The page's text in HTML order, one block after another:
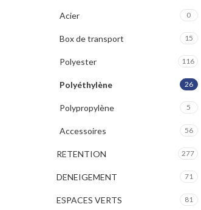
Acier 0
Box de transport 15
Polyester 116
Polyéthylène 26
Polypropylène 5
Accessoires 56
RETENTION 277
DENEIGEMENT 71
ESPACES VERTS 81